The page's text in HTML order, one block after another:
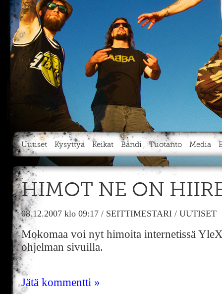
Uutiset Kysyttyä Keikat Bändi Tuotanto Media
HIMOT NE ON
08.12.2007 klo 09:17 / SEITTIMESTARI / UUTISET
Mokomaa voi nyt himoita internetissä
ohjelman sivuilla.
Jätä kommentti »